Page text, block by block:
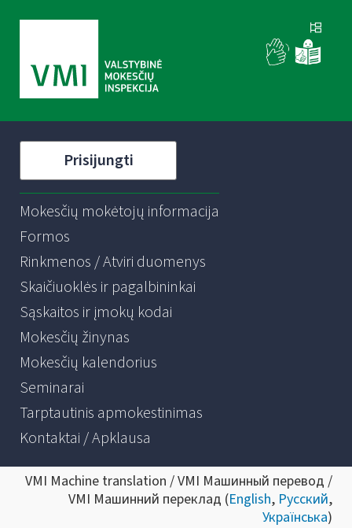
Prisijungti
Mokesčių mokėtojų informacija
Formos
Rinkmenos / Atviri duomenys
Skaičiuoklės ir pagalbininkai
Sąskaitos ir įmokų kodai
Mokesčių žinynas
Mokesčių kalendorius
Seminarai
Tarptautinis apmokestinimas
Kontaktai / Apklausa
VMI Machine translation / VMI Машинный перевод /
VMI Машинний переклад (English, Русский,
Українська)